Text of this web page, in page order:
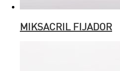
MIKSACRIL FIJADOR